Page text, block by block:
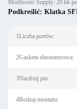
Możliwość Supply: 20 kk
Podkreślić: Klatka
1Liczba portów:
2Gasketa elastomerowa:
3Naciśnij pin:
4Rodzaj montażu: